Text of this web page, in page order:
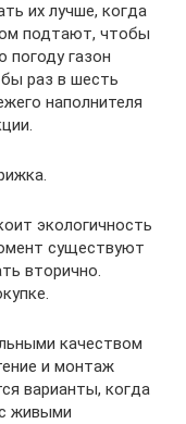
их лучше, когда
подтают, чтобы
погоду газон
раз в шесть
наполнителя
экологичность
существуют
вторично.
качеством
и монтаж
варианты, когда
живыми